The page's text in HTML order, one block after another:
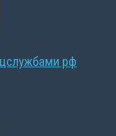
рф